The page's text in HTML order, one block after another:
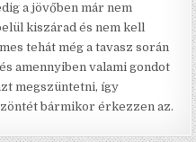
a jövőben már nem
kiszárad és nem kell
tehát még a tavasz során
amennyiben valami gondot
megszüntetni, így
bármikor érkezzen az.